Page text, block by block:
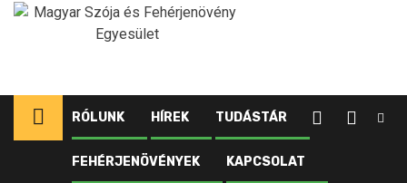
Ugrás
RÓLUNK HÍREK TUDÁSTÁR
FEHÉRJENÖVÉNYEK KAPCSOLAT
Kezdőlap
Újdonságok